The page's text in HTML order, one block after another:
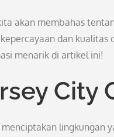
akan membahas
dan kualitas
menarik di artikel ini!
City
lingkungan